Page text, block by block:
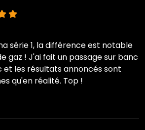
série 1, la différence est notable
gaz ! J'ai fait un passage sur banc
et les résultats annoncés sont
qu'en réalité. Top !